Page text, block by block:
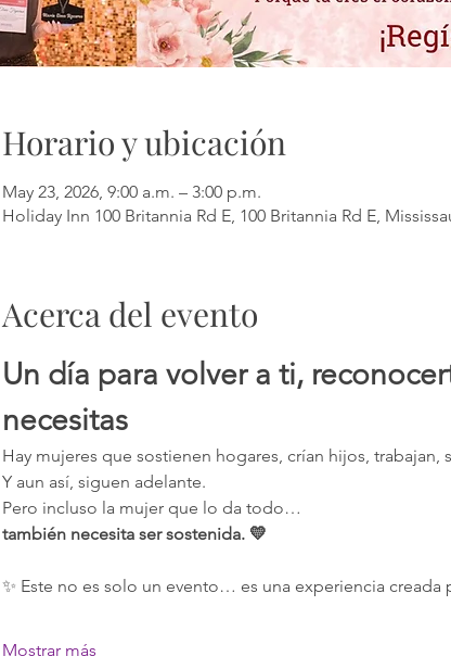
Horario y ubicación
May 23, 2026, 9:00 a.m. – 3:00 p.m.
Holiday Inn 100 Britannia Rd E, 100 Britannia Rd E,
Acerca del evento
Un día para volver a ti,
necesitas
Hay mujeres que sostienen hogares, crían hijos, trabajan,
Y aun así, siguen adelante.
Pero incluso la mujer que lo da todo…
también necesita ser sostenida. 💛
✨ Este no es solo un evento… es una experiencia creada
Mostrar más